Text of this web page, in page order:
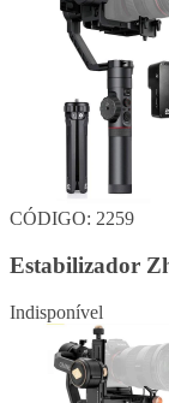
CÓDIGO: 2259
Estabilizador
Indisponível